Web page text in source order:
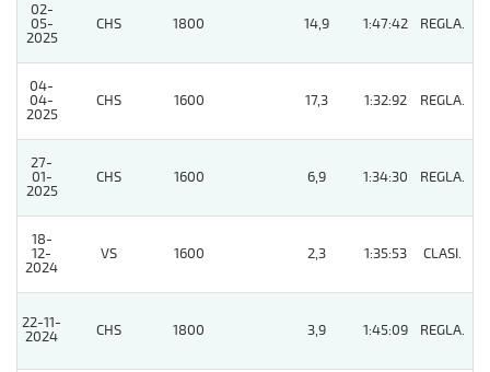
02-
05-
2025
CHS 1800 14,9 1:47:42 REGLA.
04-
04-
2025
CHS 1600 17,3 1:32:92 REGLA.
27-
01-
2025
CHS 1600 6,9 1:34:30 REGLA.
18-
12-
2024
VS 1600 2,3 1:35:53 CLASI.
22-11-
2024
CHS 1800 3,9 1:45:09 REGLA.